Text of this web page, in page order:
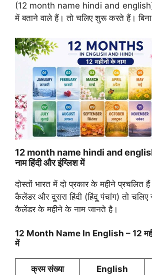
(12 month name hindi and english)
में बताने वाले हैं। तो चलिए शुरू करते हैं।
12 month name hindi and english
नाम हिंदी और इंग्लिश में
दोस्तों भारत में दो प्रकार के महीने प्रचलित
कैलेंडर और दूसरा हिंदी (हिंदू पंचांग) तो
कैलेंडर के महीने के नाम जानते है।
12 Month Name In English – 12
में
क्रम संख्या English